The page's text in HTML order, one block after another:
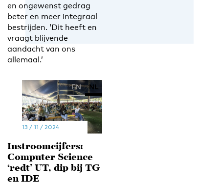
en ongewenst gedrag
beter en meer integraal
bestrijden. ‘Dit heeft en
vraagt blijvende
aandacht van ons
allemaal.’
EN NL
13 / 11 / 2024
Instroomcijfers:
Computer Science
‘redt’ UT, dip bij TG
en IDE